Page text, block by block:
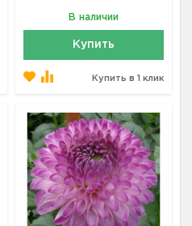
В наличии
Купить
Купить в 1 клик